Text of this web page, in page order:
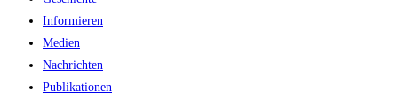
Informieren
Medien
Nachrichten
Publikationen